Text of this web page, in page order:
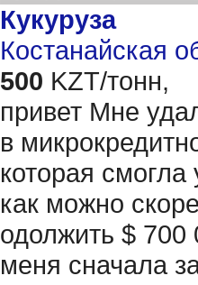
Кукуруза
Костанайская
500 KZT/тонн,
привет Мне
в
которая
как можно
одолжить $
меня сначала